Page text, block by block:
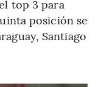
top 3 para
posición se
Santiago